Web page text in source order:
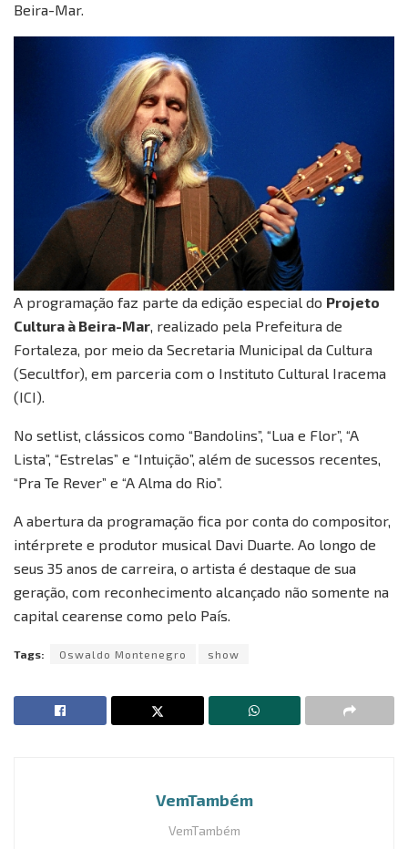
Beira-Mar.
A programação faz parte da edição especial do Projeto
Cultura à Beira-Mar , realizado pela Prefeitura de
Fortaleza, por meio da Secretaria Municipal da Cultura
(Secultfor), em parceria com o Instituto Cultural Iracema
(ICI).
No setlist, clássicos como “Bandolins”, “Lua e Flor”, “A
Lista”, “Estrelas” e “Intuição”, além de sucessos recentes,
“Pra Te Rever” e “A Alma do Rio”.
A abertura da programação fica por conta do compositor,
intérprete e produtor musical Davi Duarte. Ao longo de
seus 35 anos de carreira, o artista é destaque de sua
geração, com reconhecimento alcançado não somente na
capital cearense como pelo País.
Tags: Oswaldo Montenegro show
VemTambém
VemTambém